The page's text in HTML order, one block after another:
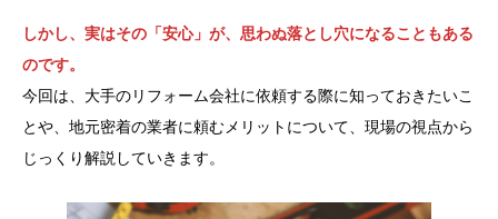
しかし、実はその「安心」が、思わぬ落とし穴になることもある
のです。
今回は、大手のリフォーム会社に依頼する際に知っておきたいこ
とや、地元密着の業者に頼むメリットについて、現場の視点から
じっくり解説していきます。